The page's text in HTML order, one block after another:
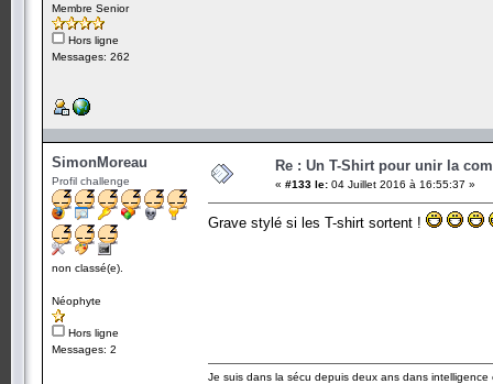
Membre Senior
Hors ligne
Messages: 262
SimonMoreau
Profil challenge
non classé(e).
Néophyte
Hors ligne
Messages: 2
Re : Un T-Shirt pour unir la
« #133 le: 04 Juillet 2016 à 16:55:37 »
Grave stylé si les T-shirt sortent !
Je suis dans la sécu depuis deux ans dans